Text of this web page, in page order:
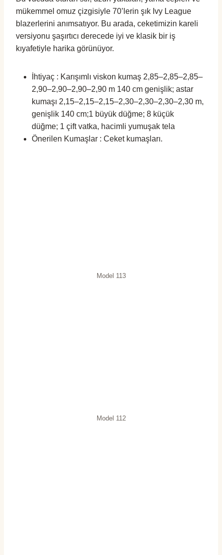
mükemmel omuz çizgisiyle 70’lerin şık Ivy League
blazerlerini anımsatıyor. Bu arada, ceketimizin kareli
versiyonu şaşırtıcı derecede iyi ve klasik bir iş
kıyafetiyle harika görünüyor.
İhtiyaç : Karışımlı viskon kumaş 2,85–2,85–2,85–
2,90–2,90–2,90–2,90 m 140 cm genişlik; astar
kumaşı 2,15–2,15–2,15–2,30–2,30–2,30–2,30 m,
genişlik 140 cm;1 büyük düğme; 8 küçük
düğme; 1 çift vatka, hacimli yumuşak tela
Önerilen Kumaşlar : Ceket kumaşları.
Model 113
Model 112